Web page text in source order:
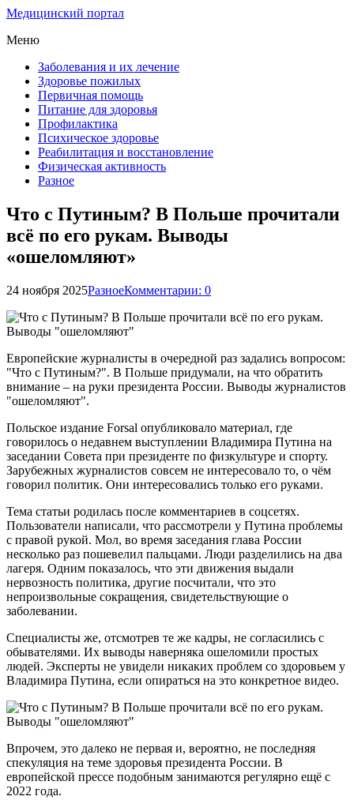
Медицинский портал
Меню
Заболевания и их лечение
Здоровье пожилых
Первичная помощь
Питание для здоровья
Профилактика
Психическое здоровье
Реабилитация и восстановление
Физическая активность
Разное
Что с Путиным? В Польше прочитали
всё по его рукам. Выводы
«ошеломляют»
24 ноября 2025РазноеКомментарии: 0
Европейские журналисты в очередной раз задались вопросом:
"Что с Путиным?". В Польше придумали, на что обратить
внимание – на руки президента России. Выводы журналистов
"ошеломляют".
Польское издание Forsal опубликовало материал, где
говорилось о недавнем выступлении Владимира Путина на
заседании Совета при президенте по физкультуре и спорту.
Зарубежных журналистов совсем не интересовало то, о чём
говорил политик. Они интересовались только его руками.
Тема статьи родилась после комментариев в соцсетях.
Пользователи написали, что рассмотрели у Путина проблемы
с правой рукой. Мол, во время заседания глава России
несколько раз пошевелил пальцами. Люди разделились на два
лагеря. Одним показалось, что эти движения выдали
нервозность политика, другие посчитали, что это
непроизвольные сокращения, свидетельствующие о
заболевании.
Специалисты же, отсмотрев те же кадры, не согласились с
обывателями. Их выводы наверняка ошеломили простых
людей. Эксперты не увидели никаких проблем со здоровьем у
Владимира Путина, если опираться на это конкретное видео.
Впрочем, это далеко не первая и, вероятно, не последняя
спекуляция на теме здоровья президента России. В
европейской прессе подобным занимаются регулярно ещё с
2022 года.